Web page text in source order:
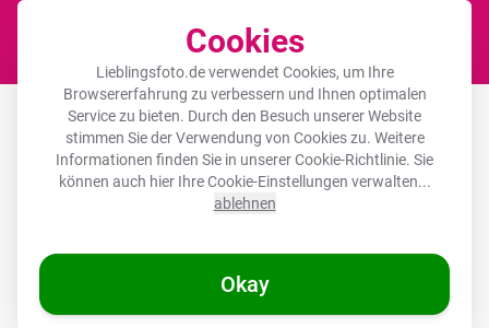
Cookies
Lieblingsfoto.de verwendet Cookies, um Ihre
Browsererfahrung zu verbessern und Ihnen optimalen
Service zu bieten. Durch den Besuch unserer Website
stimmen Sie der Verwendung von Cookies zu. Weitere
Informationen finden Sie in unsererCookie-Richtlinie. Sie
können auch hier Ihre Cookie-Einstellungen verwalten...
ablehnen
Okay
Akustikbild rund - Vasen - Blumen -
Blätter - Minimalistisch
🌞 SOMMERDEALS